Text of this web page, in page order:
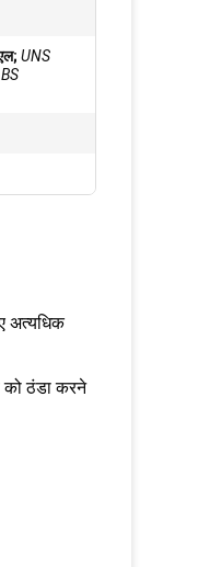
UNS
BS
अत्यधिक
को ठंडा करने